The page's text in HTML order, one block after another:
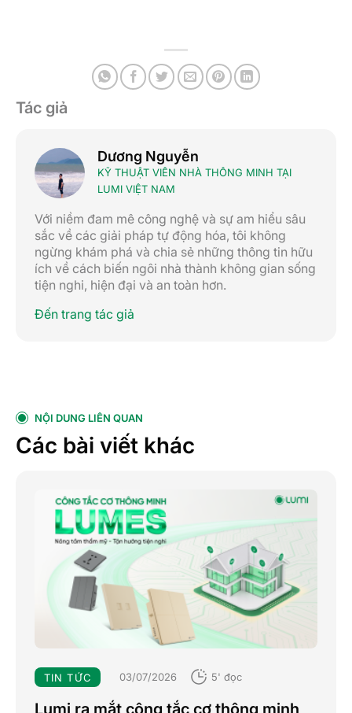
Tác giả
Dương Nguyễn
KỸ THUẬT VIÊN NHÀ THÔNG MINH TẠI
LUMI VIỆT NAM
Với niềm đam mê công nghệ và sự am hiểu sâu
sắc về các giải pháp tự động hóa, tôi không
ngừng khám phá và chia sẻ những thông tin hữu
ích về cách biến ngôi nhà thành không gian sống
tiện nghi, hiện đại và an toàn hơn.
Đến trang tác giả
NỘI DUNG LIÊN QUAN
Các bài viết khác
TIN TỨC 03/07/2026 5' đọc
Lumi ra mắt công tắc cơ thông minh